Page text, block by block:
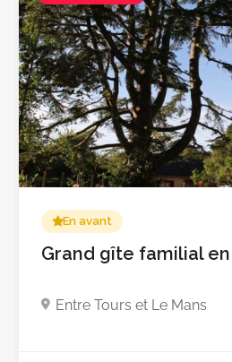
4.6
En avant
Grand gîte familial
Entre Tours et Le Mans